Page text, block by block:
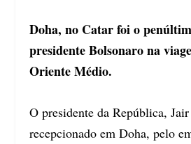
Doha, no Catar foi o
presidente Bolsonaro na
Oriente Médio.
O presidente da República,
recepcionado em Doha, pelo